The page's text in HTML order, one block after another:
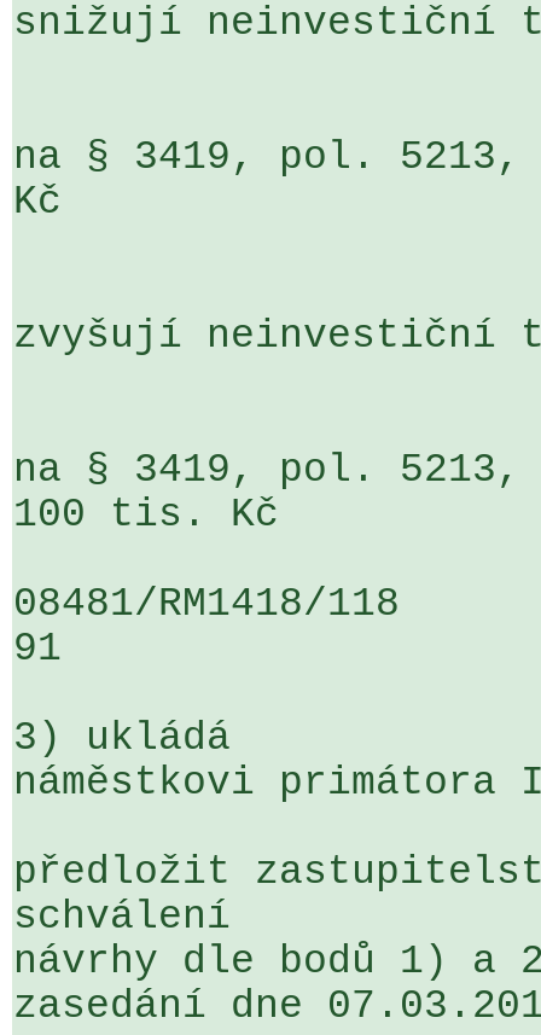
snižují neinvestiční
na § 3419, pol. 5213,
Kč
zvyšují neinvestiční
na § 3419, pol.
100 tis. Kč
08481/RM1418/
91
3) ukládá
náměstkovi primátora
předložit
schválení
návrhy dle bodů 1) a
zasedání dne